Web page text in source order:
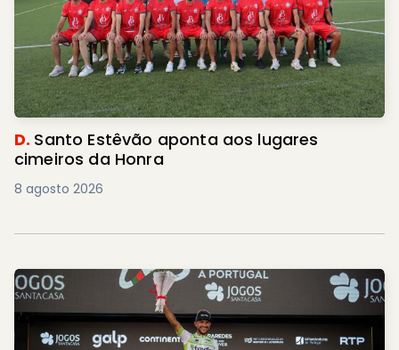
D. Santo Estêvão aponta aos lugares
cimeiros da Honra
8 agosto 2026